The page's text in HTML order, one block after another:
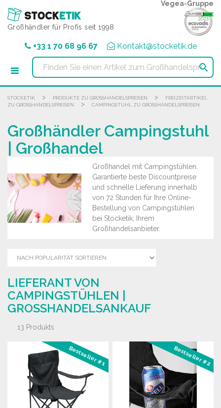
Großhändler für Profis seit 1998
Vegea-Gruppe
+33 1 70 68 96 67 Kontakt@stocketik.de

STOCKETIK > PRODUKTE ZU GROSSHANDELSPREISEN >
FREIZEITARTIKEL
ZU GROSSHANDELSPREISEN
> CAMPINGSTUHL ZU GROSSHANDELSPREISEN
Großhändler Campingstuhl
| Großhandel
Großhandel mit Campingstühlen.
Garantierte beste Discountpreise
und schnelle Lieferung innerhalb
von 72 Stunden für Ihre Online-
Bestellung von Campingstühlen
bei Stocketik, Ihrem
Großhandelsanbieter.
LIEFERANT VON
CAMPINGSTÜHLEN |
GROSSHANDELSANKAUF
13 Produkts
Bestseller #1 Bestseller #2